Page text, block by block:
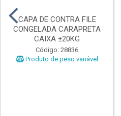
CAPA DE CONTRA FILE
CONGELADA CARAPRETA
CAIXA ±20KG
Código: 28836
Produto de peso variável